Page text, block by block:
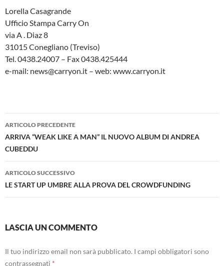
Lorella Casagrande
Ufficio Stampa Carry On
via A . Diaz 8
31015 Conegliano (Treviso)
Tel. 0438.24007 – Fax 0438.425444
e-mail: news@carryon.it – web: www.carryon.it
Navigazione
articolo
ARTICOLO PRECEDENTE
ARRIVA “WEAK LIKE A MAN” IL NUOVO ALBUM DI ANDREA
CUBEDDU
ARTICOLO SUCCESSIVO
LE START UP UMBRE ALLA PROVA DEL CROWDFUNDING
LASCIA UN COMMENTO
Il tuo indirizzo email non sarà pubblicato. I campi obbligatori sono
contrassegnati *